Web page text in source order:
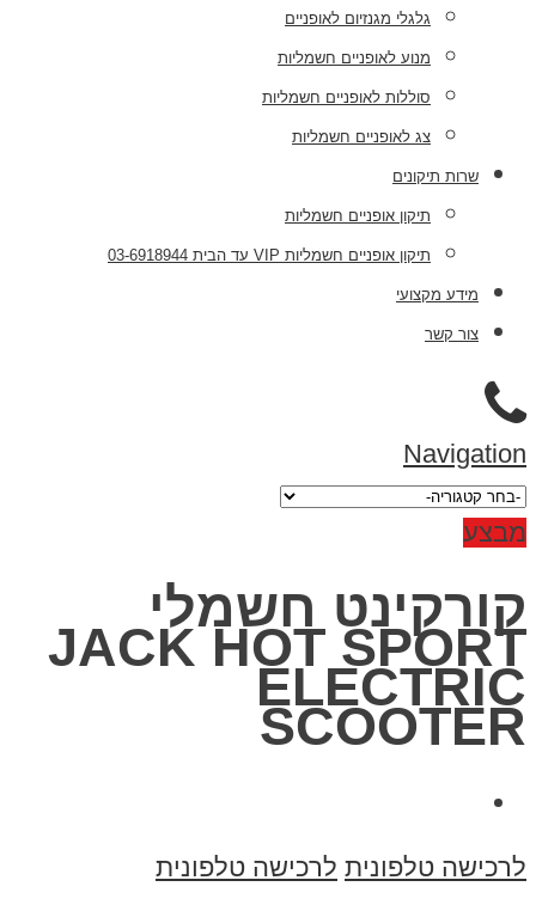
גלגלי מגנזיום לאופניים
מנוע לאופניים חשמליות
סוללות לאופניים חשמליות
צג לאופניים חשמליות
שרות תיקונים
תיקון אופניים חשמליות
תיקון אופניים חשמליות VIP עד הבית 03-6918944
מידע מקצועי
צור קשר
Navigation
מבצע
קורקינט חשמלי
JACK HOT SPORT
ELECTRIC
SCOOTER
לרכישה טלפונית לרכישה טלפונית